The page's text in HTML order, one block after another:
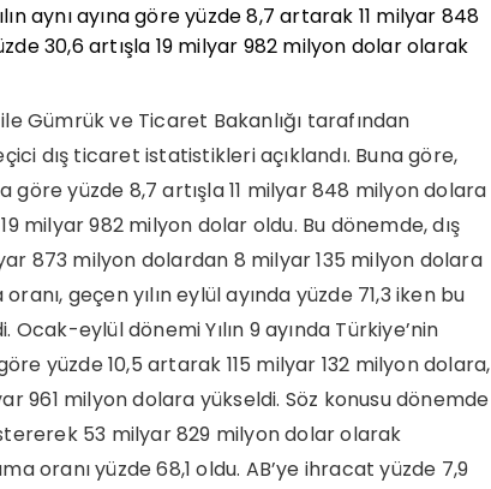
aynı ayına göre yüzde 8,7 artarak 11 milyar 848
30,6 artışla 19 milyar 982 milyon dolar olarak
Gümrük ve Ticaret Bakanlığı tarafından
dış ticaret istatistikleri açıklandı. Buna göre,
göre yüzde 8,7 artışla 11 milyar 848 milyon dolara
milyar 982 milyon dolar oldu. Bu dönemde, dış
873 milyon dolardan 8 milyar 135 milyon dolara
geçen yılın eylül ayında yüzde 71,3 iken bu
Ocak-eylül dönemi Yılın 9 ayında Türkiye’nin
yüzde 10,5 artarak 115 milyar 132 milyon dolara,
961 milyon dolara yükseldi. Söz konusu dönemde
53 milyar 829 milyon dolar olarak
oranı yüzde 68,1 oldu. AB’ye ihracat yüzde 7,9